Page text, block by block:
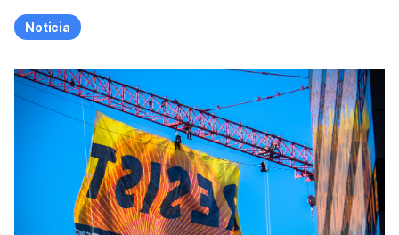
Noticia